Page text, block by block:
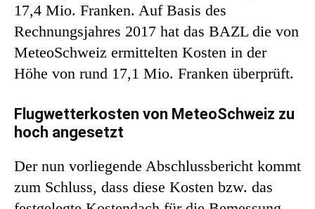
17,4 Mio. Franken. Auf Basis des
Rechnungsjahres 2017 hat das BAZL die von
MeteoSchweiz ermittelten Kosten in der
Höhe von rund 17,1 Mio. Franken überprüft.
Flugwetterkosten von MeteoSchweiz zu
hoch angesetzt
Der nun vorliegende Abschlussbericht kommt
zum Schluss, dass diese Kosten bzw. das